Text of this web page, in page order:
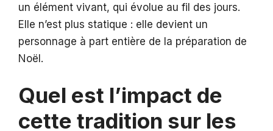
un élément vivant, qui évolue au fil des jours.
Elle n’est plus statique : elle devient un
personnage à part entière de la préparation de
Noël.
Quel est l’impact de
cette tradition sur les